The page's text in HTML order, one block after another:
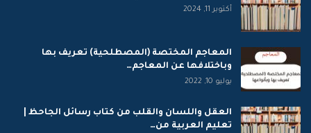
أكتوبر 11, 2024
المعاجم المختصة (المصطلحية) تعريف بها
وباختلافها عن المعاجم…
يوليو 10, 2022
العقل واللسان والقلب من كتاب رسائل الجاحظ |
تعليم العربية من…